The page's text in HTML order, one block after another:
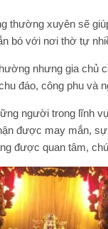
thường xuyên sẽ
bó với nơi thờ tự
nhưng gia chủ
đáo, công phu và
người trong lĩnh
được may mắn,
được quan tâm,